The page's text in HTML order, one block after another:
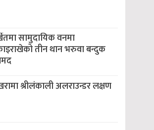
सामुदायिक वनमा
तीन थान भरुवा बन्दुक
श्रीलंकाली अलराउन्डर लक्षण